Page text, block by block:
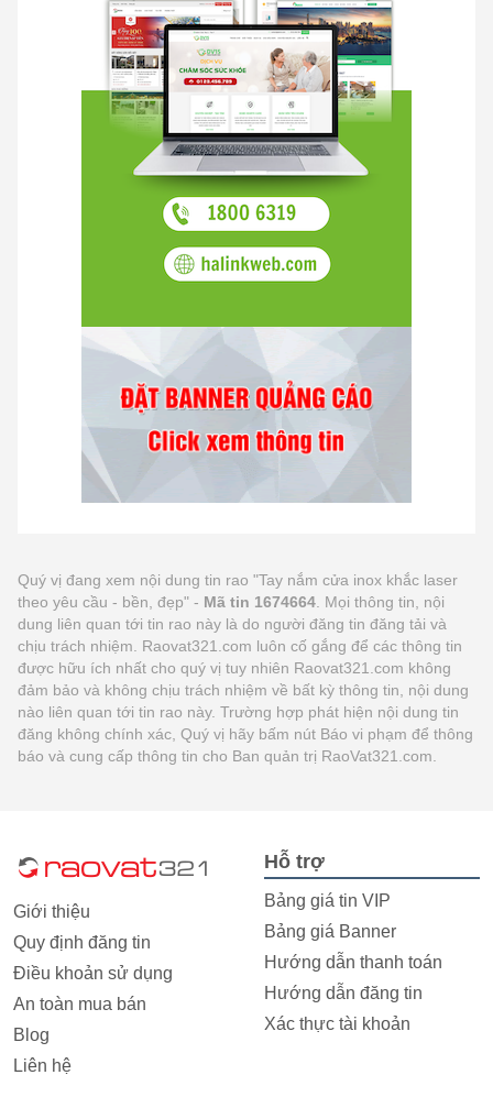
Quý vị đang xem nội dung tin rao "Tay nắm cửa inox khắc laser
theo yêu cầu - bền, đẹp" - Mã tin 1674664 . Mọi thông tin, nội
dung liên quan tới tin rao này là do người đăng tin đăng tải và
chịu trách nhiệm. Raovat321.com luôn cố gắng để các thông tin
được hữu ích nhất cho quý vị tuy nhiên Raovat321.com không
đảm bảo và không chịu trách nhiệm về bất kỳ thông tin, nội dung
nào liên quan tới tin rao này. Trường hợp phát hiện nội dung tin
đăng không chính xác, Quý vị hãy bấm nút Báo vi phạm để thông
báo và cung cấp thông tin cho Ban quản trị RaoVat321.com.
Giới thiệu
Quy định đăng tin
Điều khoản sử dụng
An toàn mua bán
Blog
Liên hệ
Hỗ trợ
Bảng giá tin VIP
Bảng giá Banner
Hướng dẫn thanh toán
Hướng dẫn đăng tin
Xác thực tài khoản